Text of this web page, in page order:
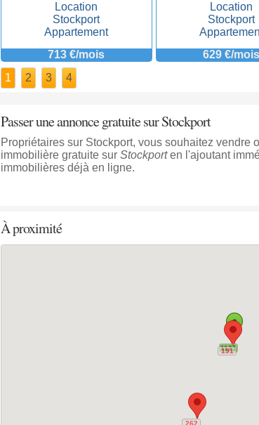
Location
Stockport
Appartement
713 €/mois
Location
Stockport
629 €/mois
1
2 3 4
Passer une annonce gratuite sur Stockport
Propriétaires sur Stockport, vous souhaitez vendre
immobilière gratuite sur Stockporten l'ajoutant
immobilières déjà en ligne.
À proximité
262
191
1121
262
191
1121